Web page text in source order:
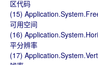
区代码
(15)
可用空间
(16)
平分辨率
(17)